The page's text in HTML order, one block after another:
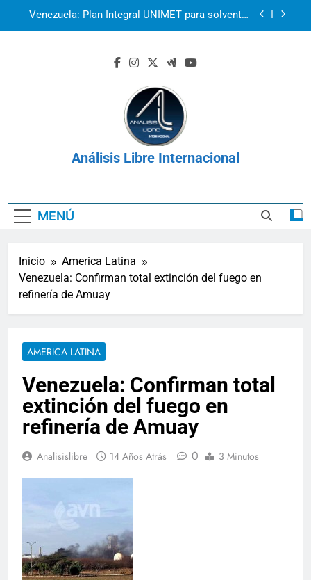
Venezuela: Plan Integral UNIMET para solventar
La prisión como herramienta de control:
Venezuela, Cuba y Nicaragua 2026
Venezuela: Plan Integral UNIMET para solventar
la crisis apocalíptica de La Guaira
Análisis Libre Internacional
MENÚ
Inicio
America Latina
Venezuela: Confirman total extinción del fuego en
refinería de Amuay
AMERICA LATINA
Venezuela: Confirman total
extinción del fuego en
refinería de Amuay
Analisislibre 14 Años Atrás 0 3 Minutos